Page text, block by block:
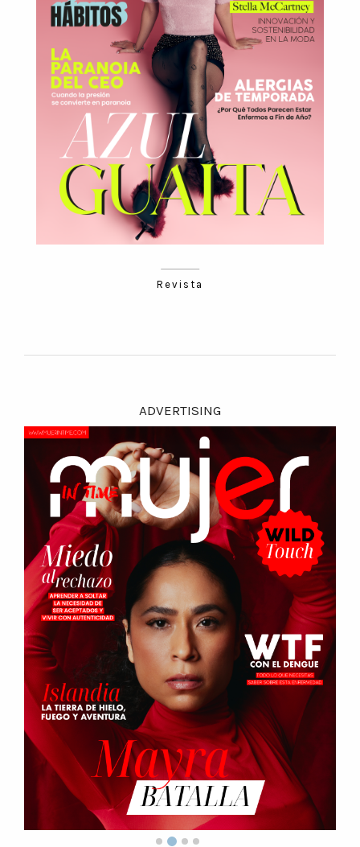
Revista
ADVERTISING